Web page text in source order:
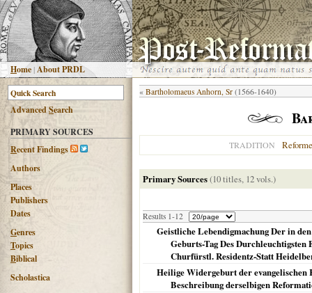
Home |About PRDL
AdvancedSearch
PRIMARY SOURCES
Recent Findings
Authors
Places
Publishers
Dates
Genres
Topics
Biblical
Scholastica
« Bartholomaeus Anhorn, Sr (1566-1640)
TRADITION
Primary Sources(10 titles, 12 vols.)
Results 1-12
Geistliche Lebendigmachung Der in
Geburts-Tag Des
Churfürstl. Residentz-Statt
Heilige Widergeburt der evangelischen
Beschreibung derselbigen